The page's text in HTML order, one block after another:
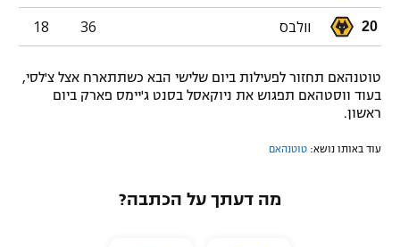
20 וולבס 36
18
טוטנהאם תחזור לפעילות ביום שלישי הבא כשתתארח אצל צ'לסי,
בעוד ווסטהאם תפגוש את ניוקאסל בסנט ג'יימס פארק ביום
ראשון.
עוד באותו נושא: טוטנהאם
מה דעתך על הכתבה?